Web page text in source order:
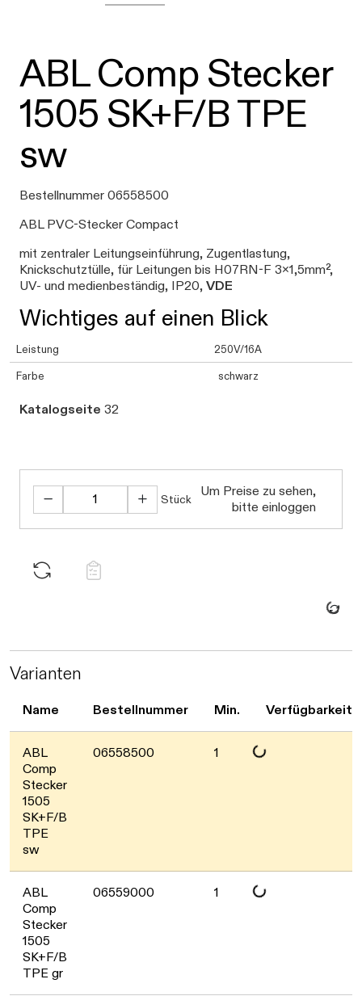
ABL Comp Stecker
1505 SK+F/B TPE
sw
Bestellnummer 06558500
ABL PVC-Stecker Compact
mit zentraler Leitungseinführung, Zugentlastung,
Knickschutztülle, für Leitungen bis H07RN-F 3x1,5mm²,
UV- und medienbeständig, IP20, VDE
Wichtiges auf einen Blick
Leistung 250V/16A
Farbe schwarz
Katalogseite 32
Stück
Um Preise zu sehen,
bitte einloggen
Varianten
Name Bestellnummer Min. Verfügbarkeit
ABL
Comp
Stecker
1505
SK+F/B
TPE
sw
06558500 1
ABL
Comp
Stecker
1505
SK+F/B
TPE gr
06559000 1